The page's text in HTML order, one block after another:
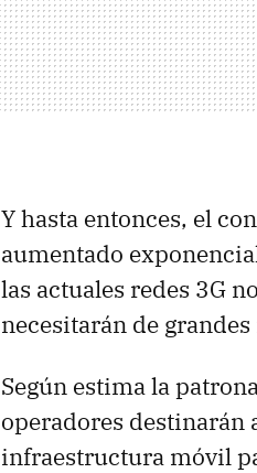
Y hasta entonces, el
aumentado
las actuales redes 3G
necesitarán de
Según estima la
operadores destinarán
infraestructura móvil